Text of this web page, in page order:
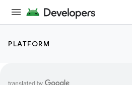
PLATFORM